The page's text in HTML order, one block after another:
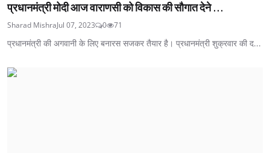
प्रधानमंत्री मोदी आज वाराणसी को विकास की सौगात देने ...
Sharad MishraJul 07, 2023 0 71
प्रधानमंत्री की अगवानी के लिए बनारस सजकर तैयार है। प्रधानमंत्री शुक्रवार की द...